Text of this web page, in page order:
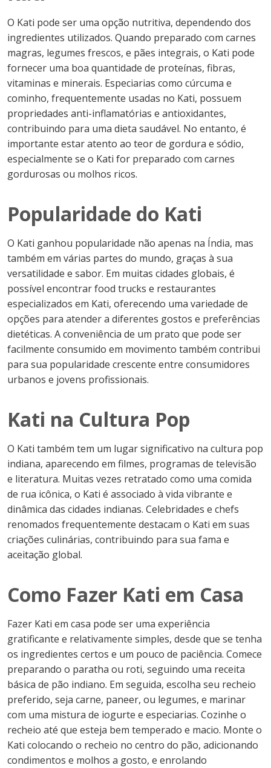
O Kati pode ser uma opção nutritiva, dependendo dos
ingredientes utilizados. Quando preparado com carnes
magras, legumes frescos, e pães integrais, o Kati pode
fornecer uma boa quantidade de proteínas, fibras,
vitaminas e minerais. Especiarias como cúrcuma e
cominho, frequentemente usadas no Kati, possuem
propriedades anti-inflamatórias e antioxidantes,
contribuindo para uma dieta saudável. No entanto, é
importante estar atento ao teor de gordura e sódio,
especialmente se o Kati for preparado com carnes
gordurosas ou molhos ricos.
Popularidade do Kati
O Kati ganhou popularidade não apenas na Índia, mas
também em várias partes do mundo, graças à sua
versatilidade e sabor. Em muitas cidades globais, é
possível encontrar food trucks e restaurantes
especializados em Kati, oferecendo uma variedade de
opções para atender a diferentes gostos e preferências
dietéticas. A conveniência de um prato que pode ser
facilmente consumido em movimento também contribui
para sua popularidade crescente entre consumidores
urbanos e jovens profissionais.
Kati na Cultura Pop
O Kati também tem um lugar significativo na cultura pop
indiana, aparecendo em filmes, programas de televisão
e literatura. Muitas vezes retratado como uma comida
de rua icônica, o Kati é associado à vida vibrante e
dinâmica das cidades indianas. Celebridades e chefs
renomados frequentemente destacam o Kati em suas
criações culinárias, contribuindo para sua fama e
aceitação global.
Como Fazer Kati em Casa
Fazer Kati em casa pode ser uma experiência
gratificante e relativamente simples, desde que se tenha
os ingredientes certos e um pouco de paciência. Comece
preparando o paratha ou roti, seguindo uma receita
básica de pão indiano. Em seguida, escolha seu recheio
preferido, seja carne, paneer, ou legumes, e marinar
com uma mistura de iogurte e especiarias. Cozinhe o
recheio até que esteja bem temperado e macio. Monte o
Kati colocando o recheio no centro do pão, adicionando
condimentos e molhos a gosto, e enrolando